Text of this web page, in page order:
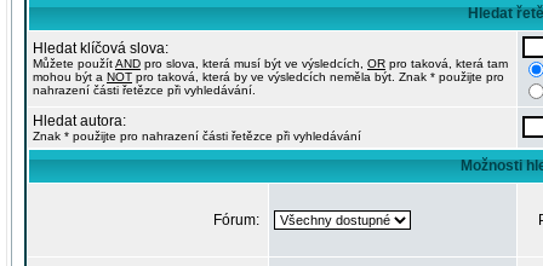
Hledat
Hledat klíčová slova:
Můžete použítAND pro slova, která musí být ve výsledcích, OR pro taková, která tam
mohou být a NOT pro taková, která by ve výsledcích neměla být. Znak * použijte pro
nahrazení části řetězce při vyhledávání.
Hledat autora:
Znak * použijte pro nahrazení části řetězce při vyhledávání
Možnosti
Fórum: